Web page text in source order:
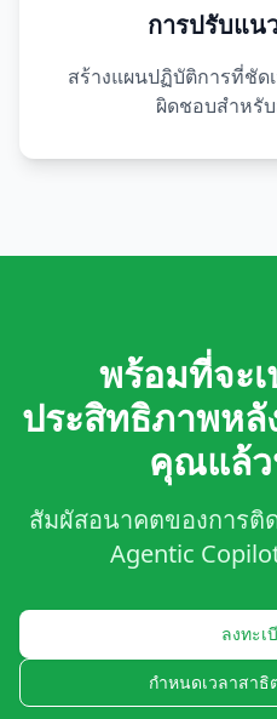
การปรับแน
สร้างแผนปฏิบัติการที่ชัด
ผิดชอบสำหรั
พร้อมที่จะ
ประสิทธิภาพหลั
คุณแล้ว
สัมผัสอนาคตของการติ
Agentic
ลงทะเ
กำหนดเวลาสา